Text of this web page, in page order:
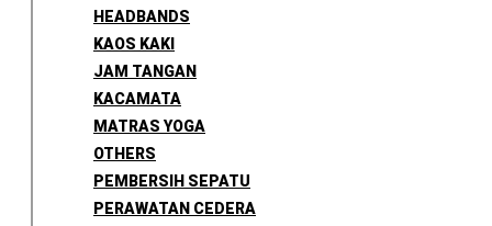
HEADBANDS
KAOS KAKI
JAM TANGAN
KACAMATA
MATRAS YOGA
OTHERS
PEMBERSIH SEPATU
PERAWATAN CEDERA